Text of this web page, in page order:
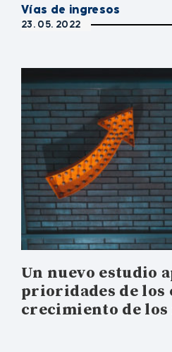
Vías de ingresos
23. 05. 2022
Un nuevo estudio
prioridades de los
crecimiento de los